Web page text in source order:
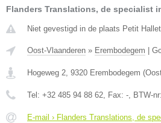
Flanders Translations, de specialist
Niet gevestigd in de plaats Petit
Oost-Vlaanderen » Erembodegem |
Hogeweg 2 9320 Erembodegem (
Tel: +32 485 94 88 62 , Fax: - , BTW-nr:
E-mail › Flanders Translations, de